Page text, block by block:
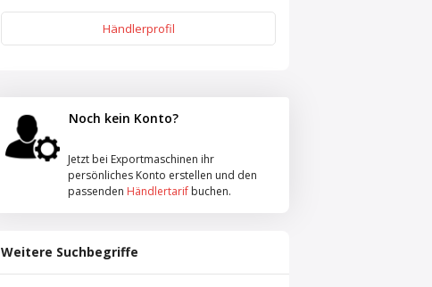
Händlerprofil
Noch kein Konto?
Jetzt bei Exportmaschinen ihr
persönliches Konto erstellen und den
passenden Händlertarif buchen.
Weitere Suchbegriffe